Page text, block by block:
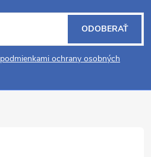
podmienkami ochrany osobných
ODOBERAŤ